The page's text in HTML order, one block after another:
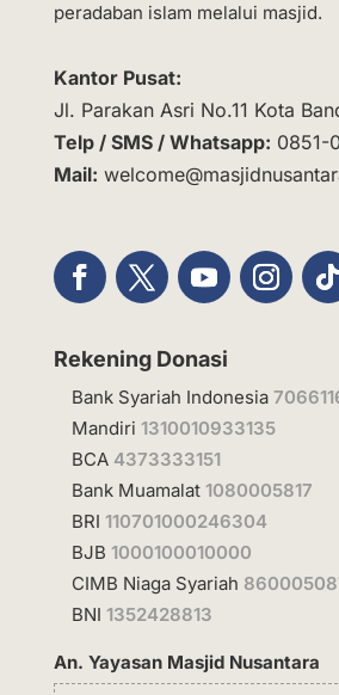
peradaban islam melalui masjid.
Kantor Pusat:
Jl. Parakan Asri No.11 Kota
Telp / SMS / Whatsapp: 0851-
Mail:
Rekening Donasi
Bank Syariah Indonesia
Mandiri 1310010933135
BCA 4373333151
Bank Muamalat 1080005817
BRI 110701000246304
BJB 1000100010000
CIMB Niaga Syariah
BNI 1352428813
An. Yayasan Masjid Nusantara